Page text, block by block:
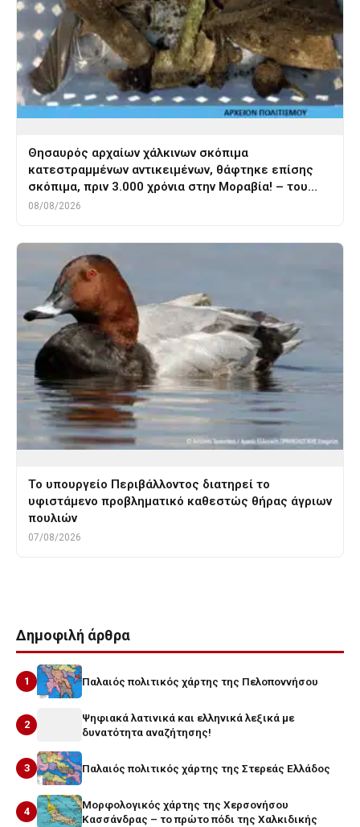
Θησαυρός αρχαίων χάλκινων σκόπιμα
κατεστραμμένων αντικειμένων, θάφτηκε επίσης
σκόπιμα, πριν 3.000 χρόνια στην Μοραβία! – του…
08/08/2026
Το υπουργείο Περιβάλλοντος διατηρεί το
υφιστάμενο προβληματικό καθεστώς θήρας άγριων
πουλιών
07/08/2026
Δημοφιλή άρθρα
1 Παλαιός πολιτικός χάρτης της Πελοποννήσου
2
Ψηφιακά λατινικά και ελληνικά λεξικά με
δυνατότητα αναζήτησης!
3 Παλαιός πολιτικός χάρτης της Στερεάς Ελλάδος
4
Μορφολογικός χάρτης της Χερσονήσου
Κασσάνδρας – το πρώτο πόδι της Χαλκιδικής